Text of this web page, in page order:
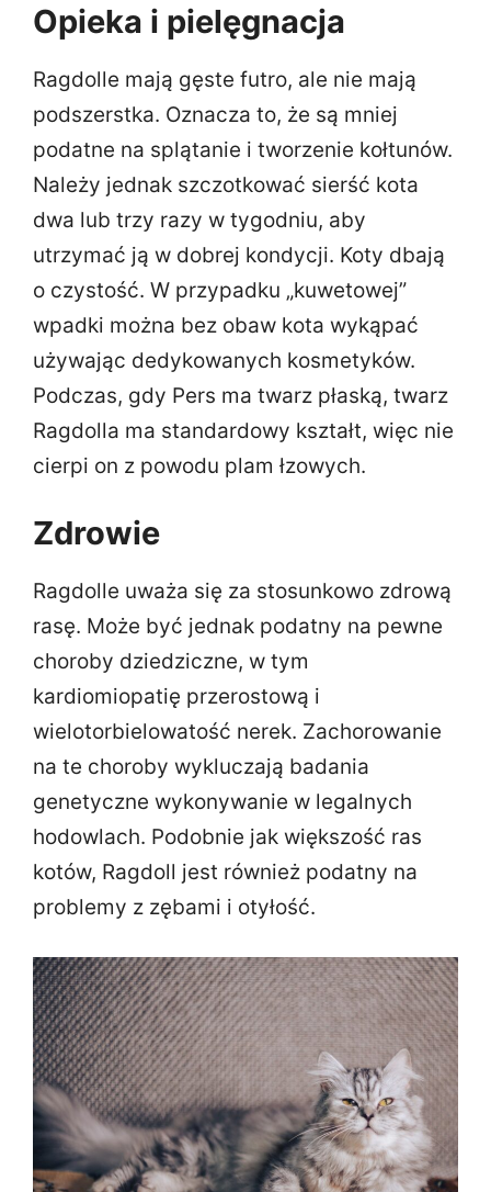
Opieka i pielęgnacja
Ragdolle mają gęste futro, ale nie mają
podszerstka. Oznacza to, że są mniej
podatne na splątanie i tworzenie kołtunów.
Należy jednak szczotkować sierść kota
dwa lub trzy razy w tygodniu, aby
utrzymać ją w dobrej kondycji. Koty dbają
o czystość. W przypadku „kuwetowej”
wpadki można bez obaw kota wykąpać
używając dedykowanych kosmetyków.
Podczas, gdy Pers ma twarz płaską, twarz
Ragdolla ma standardowy kształt, więc nie
cierpi on z powodu plam łzowych.
Zdrowie
Ragdolle uważa się za stosunkowo zdrową
rasę. Może być jednak podatny na pewne
choroby dziedziczne, w tym
kardiomiopatię przerostową i
wielotorbielowatość nerek. Zachorowanie
na te choroby wykluczają badania
genetyczne wykonywanie w legalnych
hodowlach. Podobnie jak większość ras
kotów, Ragdoll jest również podatny na
problemy z zębami i otyłość.